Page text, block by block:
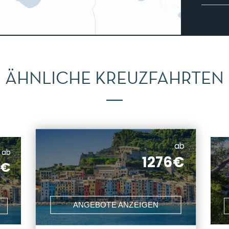
ÄHNLICHE KREUZFAHRTEN
ab
ab
1276€
ANGEBOTE ANZEIGEN